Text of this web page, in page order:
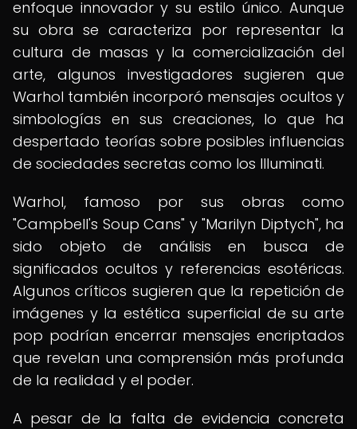
enfoque innovador y su estilo único. Aunque
su obra se caracteriza por representar la
cultura de masas y la comercialización del
arte, algunos investigadores sugieren que
Warhol también incorporó mensajes ocultos y
simbologías en sus creaciones, lo que ha
despertado teorías sobre posibles influencias
de sociedades secretas como los Illuminati.
Warhol, famoso por sus obras como
"Campbell's Soup Cans" y "Marilyn Diptych", ha
sido objeto de análisis en busca de
significados ocultos y referencias esotéricas.
Algunos críticos sugieren que la repetición de
imágenes y la estética superficial de su arte
pop podrían encerrar mensajes encriptados
que revelan una comprensión más profunda
de la realidad y el poder.
A pesar de la falta de evidencia concreta